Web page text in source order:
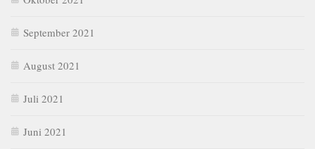
September 2021
August 2021
Juli 2021
Juni 2021